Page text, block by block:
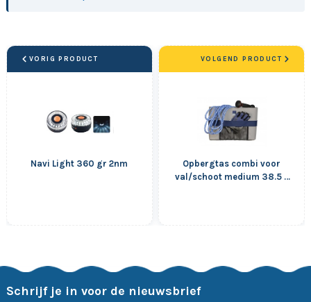
VORIG PRODUCT
Navi Light 360 gr 2nm
Opbergtas combi voor
val/schoot medium 38.5 x
VOLGEND PRODUCT
Schrijf je in voor de nieuwsbrief